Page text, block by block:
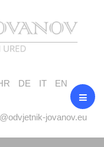
DE IT EN
jovanov.eu